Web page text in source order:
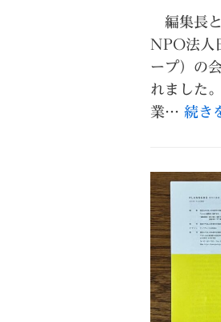
編集長と
NPO法人
ープ）の
れました
業… 続き